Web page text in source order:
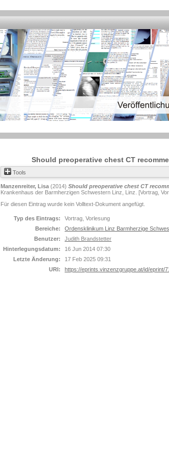
Should preoperative chest CT
Tools
Manzenreiter, Lisa (2014) Should preoperative chest CT
Krankenhaus der Barmherzigen Schwestern Linz, Linz. [Vortrag,
Für diesen Eintrag wurde kein Volltext-Dokument angefügt.
Typ des Eintrags:
Vortrag, Vorlesung
Bereiche:
Ordensklinikum Linz Barmherzige
Benutzer:
Judith Brandstetter
Hinterlegungsdatum:
16 Jun 2014 07:30
Letzte Änderung:
17 Feb 2025 09:31
URI:
https://eprints.vinzenzgruppe.at/id/eprint/